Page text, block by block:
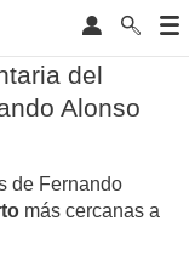
del
Alonso
de Fernando
más cercanas a